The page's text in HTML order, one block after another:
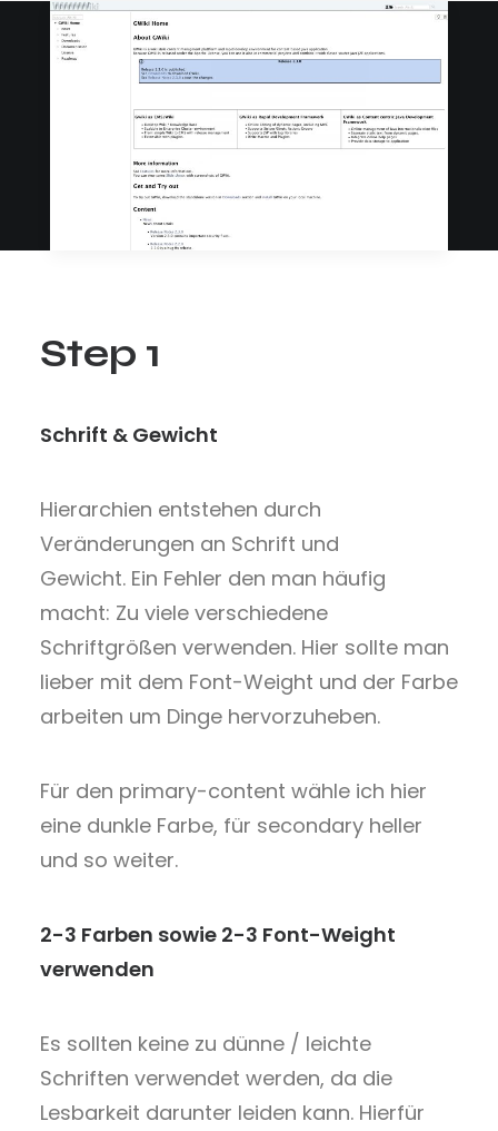
Step 1
Schrift & Gewicht
Hierarchien entstehen durch
Veränderungen an Schrift und
Gewicht. Ein Fehler den man häufig
macht: Zu viele verschiedene
Schriftgrößen verwenden. Hier sollte man
lieber mit dem Font-Weight und der Farbe
arbeiten um Dinge hervorzuheben.
Für den primary-content wähle ich hier
eine dunkle Farbe, für secondary heller
und so weiter.
2-3 Farben sowie 2-3 Font-Weight
verwenden
Es sollten keine zu dünne / leichte
Schriften verwendet werden, da die
Lesbarkeit darunter leiden kann. Hierfür